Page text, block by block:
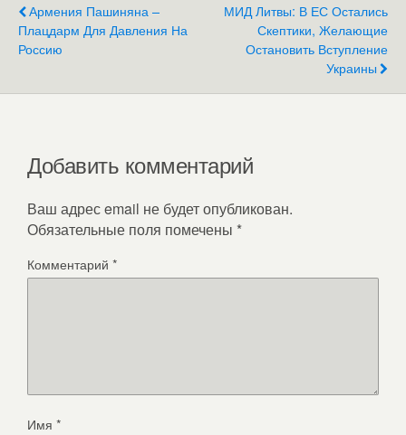
Армения Пашиняна –
Плацдарм Для Давления На
Россию
МИД Литвы: В ЕС Остались
Скептики, Желающие
Остановить Вступление
Украины
Добавить комментарий
Ваш адрес email не будет опубликован.
Обязательные поля помечены *
Комментарий *
Имя *